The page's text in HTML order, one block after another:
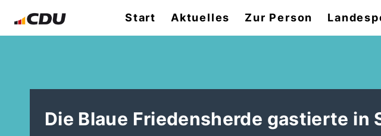
Start Aktuelles Zur Person
Die Blaue Friedensherde gastierte in